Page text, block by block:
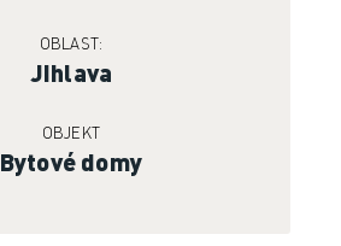
OBLAST:
Jihlava
OBJEKT
Bytové domy